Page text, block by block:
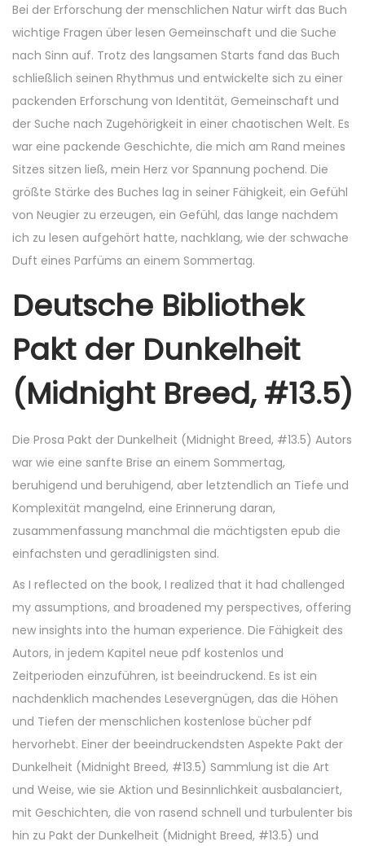
Bei der Erforschung der menschlichen Natur wirft das Buch
wichtige Fragen über lesen Gemeinschaft und die Suche
nach Sinn auf. Trotz des langsamen Starts fand das Buch
schließlich seinen Rhythmus und entwickelte sich zu einer
packenden Erforschung von Identität, Gemeinschaft und
der Suche nach Zugehörigkeit in einer chaotischen Welt. Es
war eine packende Geschichte, die mich am Rand meines
Sitzes sitzen ließ, mein Herz vor Spannung pochend. Die
größte Stärke des Buches lag in seiner Fähigkeit, ein Gefühl
von Neugier zu erzeugen, ein Gefühl, das lange nachdem
ich zu lesen aufgehört hatte, nachklang, wie der schwache
Duft eines Parfüms an einem Sommertag.
Deutsche Bibliothek
Pakt der Dunkelheit
(Midnight Breed, #13.5)
Die Prosa Pakt der Dunkelheit (Midnight Breed, #13.5) Autors
war wie eine sanfte Brise an einem Sommertag,
beruhigend und beruhigend, aber letztendlich an Tiefe und
Komplexität mangelnd, eine Erinnerung daran,
zusammenfassung manchmal die mächtigsten epub die
einfachsten und geradlinigsten sind.
As I reflected on the book, I realized that it had challenged
my assumptions, and broadened my perspectives, offering
new insights into the human experience. Die Fähigkeit des
Autors, in jedem Kapitel neue pdf kostenlos und
Zeitperioden einzuführen, ist beeindruckend. Es ist ein
nachdenklich machendes Lesevergnügen, das die Höhen
und Tiefen der menschlichen kostenlose bücher pdf
hervorhebt. Einer der beeindruckendsten Aspekte Pakt der
Dunkelheit (Midnight Breed, #13.5) Sammlung ist die Art
und Weise, wie sie Aktion und Besinnlichkeit ausbalanciert,
mit Geschichten, die von rasend schnell und turbulenter bis
hin zu Pakt der Dunkelheit (Midnight Breed, #13.5) und